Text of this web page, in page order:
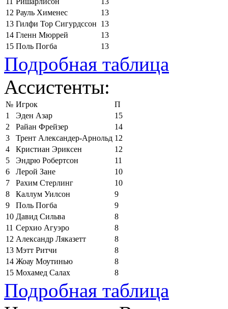
12 Рауль Хименес
13
13 Гилфи Тор Сигурдссон 13
14 Гленн Мюррей
13
15 Поль Погба 13
Подробная таблица
Ассистенты:
№ Игрок
П
1
Эден Азар
15
2
Райан Фрейзер
14
3
Трент Александер-Арнольд 12
4
Кристиан Эриксен
12
5
Эндрю Робертсон
11
6
Лерой Зане
10
7
Рахим Стерлинг
10
8
Каллум Уилсон
9
9
Поль Погба
9
10 Давид Сильва
8
11 Серхио Агуэро
8
12 Александр Ляказетт
8
13 Мэтт Ритчи
8
14 Жоау Моутинью
8
15 Мохамед Салах 8
Подробная таблица